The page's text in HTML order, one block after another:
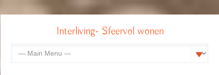
Interliving- Sfeervol wonen